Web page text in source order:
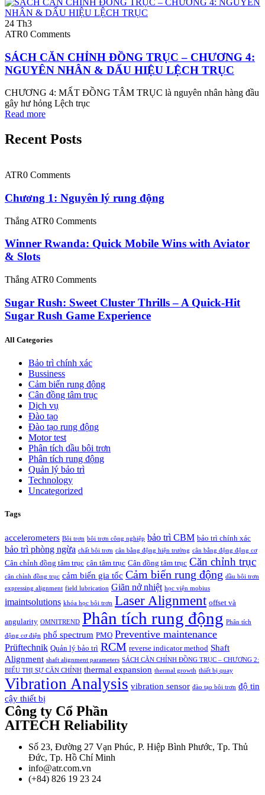
24 Th3
ATR0 Comments
SÁCH CĂN CHỈNH ĐỒNG TRỤC – CHƯƠNG 4:
NGUYÊN NHÂN & DẤU HIỆU LỆCH TRỤC
CHƯƠNG 4: MẤT ĐỒNG TÂM TRỤC là nguyên nhân hàng đầu
gây hư hỏng Lệch trục
Read more
Recent Posts
ATR0 Comments
Chương 1: Nguyên lý rung động
Thắng ATR0 Comments
Winner Rwanda: Quick Mobile Wins with Aviator
& Slots
Thắng ATR0 Comments
Sugar Rush: Sweet Cluster Thrills – A Quick‑Hit
Sugar Rush Game Experience
All Categories
Bảo trì chính xác
Bussiness
Cảm biến rung động
Cân đồng tâm trục
Dịch vụ
Đào tạo
Đào tạo rung động
Motor test
Phân tích dầu bôi trơn
Phân tích rung động
Quản lý bảo trì
Technology
Uncategorized
Tags
accelerometers Bôi trơn bôi trơn công nghiệp bảo trì CBM bảo trì chính xác
bảo trì phòng ngừa chất bôi trơn cân bằng động hiện trường cân bằng động động cơ
Cân chỉnh đồng tâm trục cân tâm trục Cân đồng tâm trục Căn chỉnh trục
căn chỉnh đồng trục cảm biến gia tốc Cảm biến rung động dầu bôi trơn
expressing alignment field lubrication Giãn nở nhiệt học viện mobius
imaintsolutions khóa học bôi trơn Laser Alignment offset và
angularity OMNITREND Phân tích rung động Phân tích
động cơ điện phổ spectrum PMO Preventive maintenance
Prüftechnik Quản lý bảo trì RCM reverse indicator method Shaft
Alignment shaft alignment parameters SÁCH CĂN CHỈNH ĐỒNG TRỤC – CHƯƠNG 2:
BIỂU THỊ SỰ CĂN CHỈNH thermal expansion thermal growth thiết bị quay
Vibration Analysis vibration sensor đào tạo bôi trơn độ tin
cậy thiết bị
Công ty Cổ Phần
AITECH Reliability
Số 23, Đường 27 Vạn Phúc, P. Hiệp Bình Phước, Tp. Thủ
Đức, Tp. Hồ Chí Minh
info@atr.com.vn
(+84) 826 19 23 24